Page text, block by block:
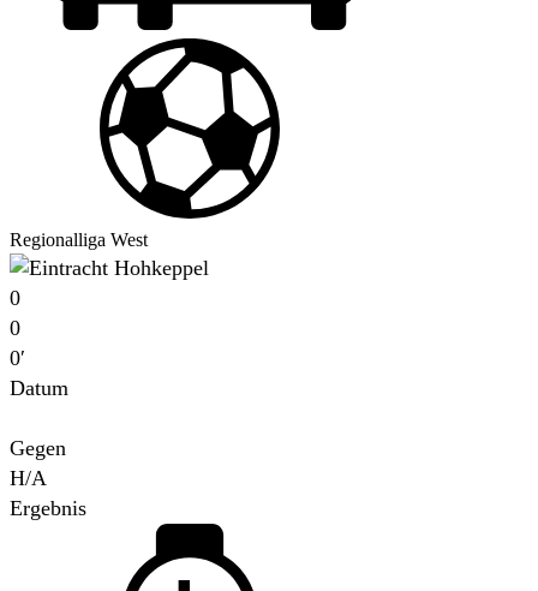
Regionalliga West
0
0
0′
Datum
Gegen
H/A
Ergebnis